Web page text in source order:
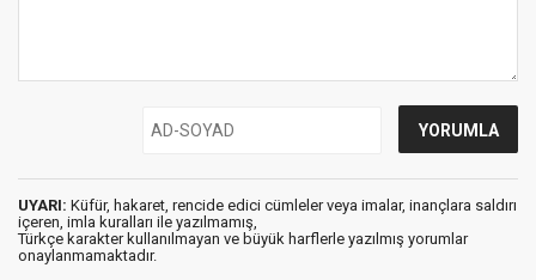
UYARI: Küfür, hakaret, rencide edici cümleler veya imalar, inançlara saldırı
içeren, imla kuralları ile yazılmamış,
Türkçe karakter kullanılmayan ve büyük harflerle yazılmış yorumlar
onaylanmamaktadır.